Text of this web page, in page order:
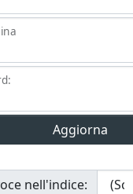
nell'indice: